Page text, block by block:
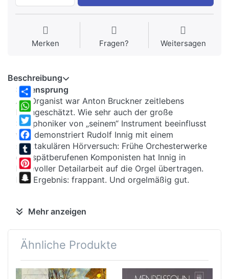
Merken Fragen? Weitersagen
Share
WhatsApp
Twitter
Facebook
Tumblr
Pinterest
Beschreibung
Seitensprung
Als Organist war Anton Bruckner zeitlebens
hochgeschätzt. Wie sehr auch der große
Symphoniker von „seinem“ Instrument beeinflusst
war, demonstriert Rudolf Innig mit einem
spektakulären Hörversuch: Frühe Orchesterwerke
des spätberufenen Komponisten hat Innig in
liebevoller Detailarbeit auf die Orgel übertragen.
Das Ergebnis: frappant. Und orgelmäßig gut.
Generationenvertrag
Orchesterstücken und einer ausgewachsenen
Sinfonie den zweijährigen Kompositionsunterricht
Die Werke zeigen bereits Bruckners Vorliebe für
Mehr anzeigen
Ähnliche Produkte